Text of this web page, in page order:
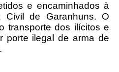
e encaminhados à
Civil de Garanhuns. O
transporte dos ilícitos e
porte ilegal de arma de